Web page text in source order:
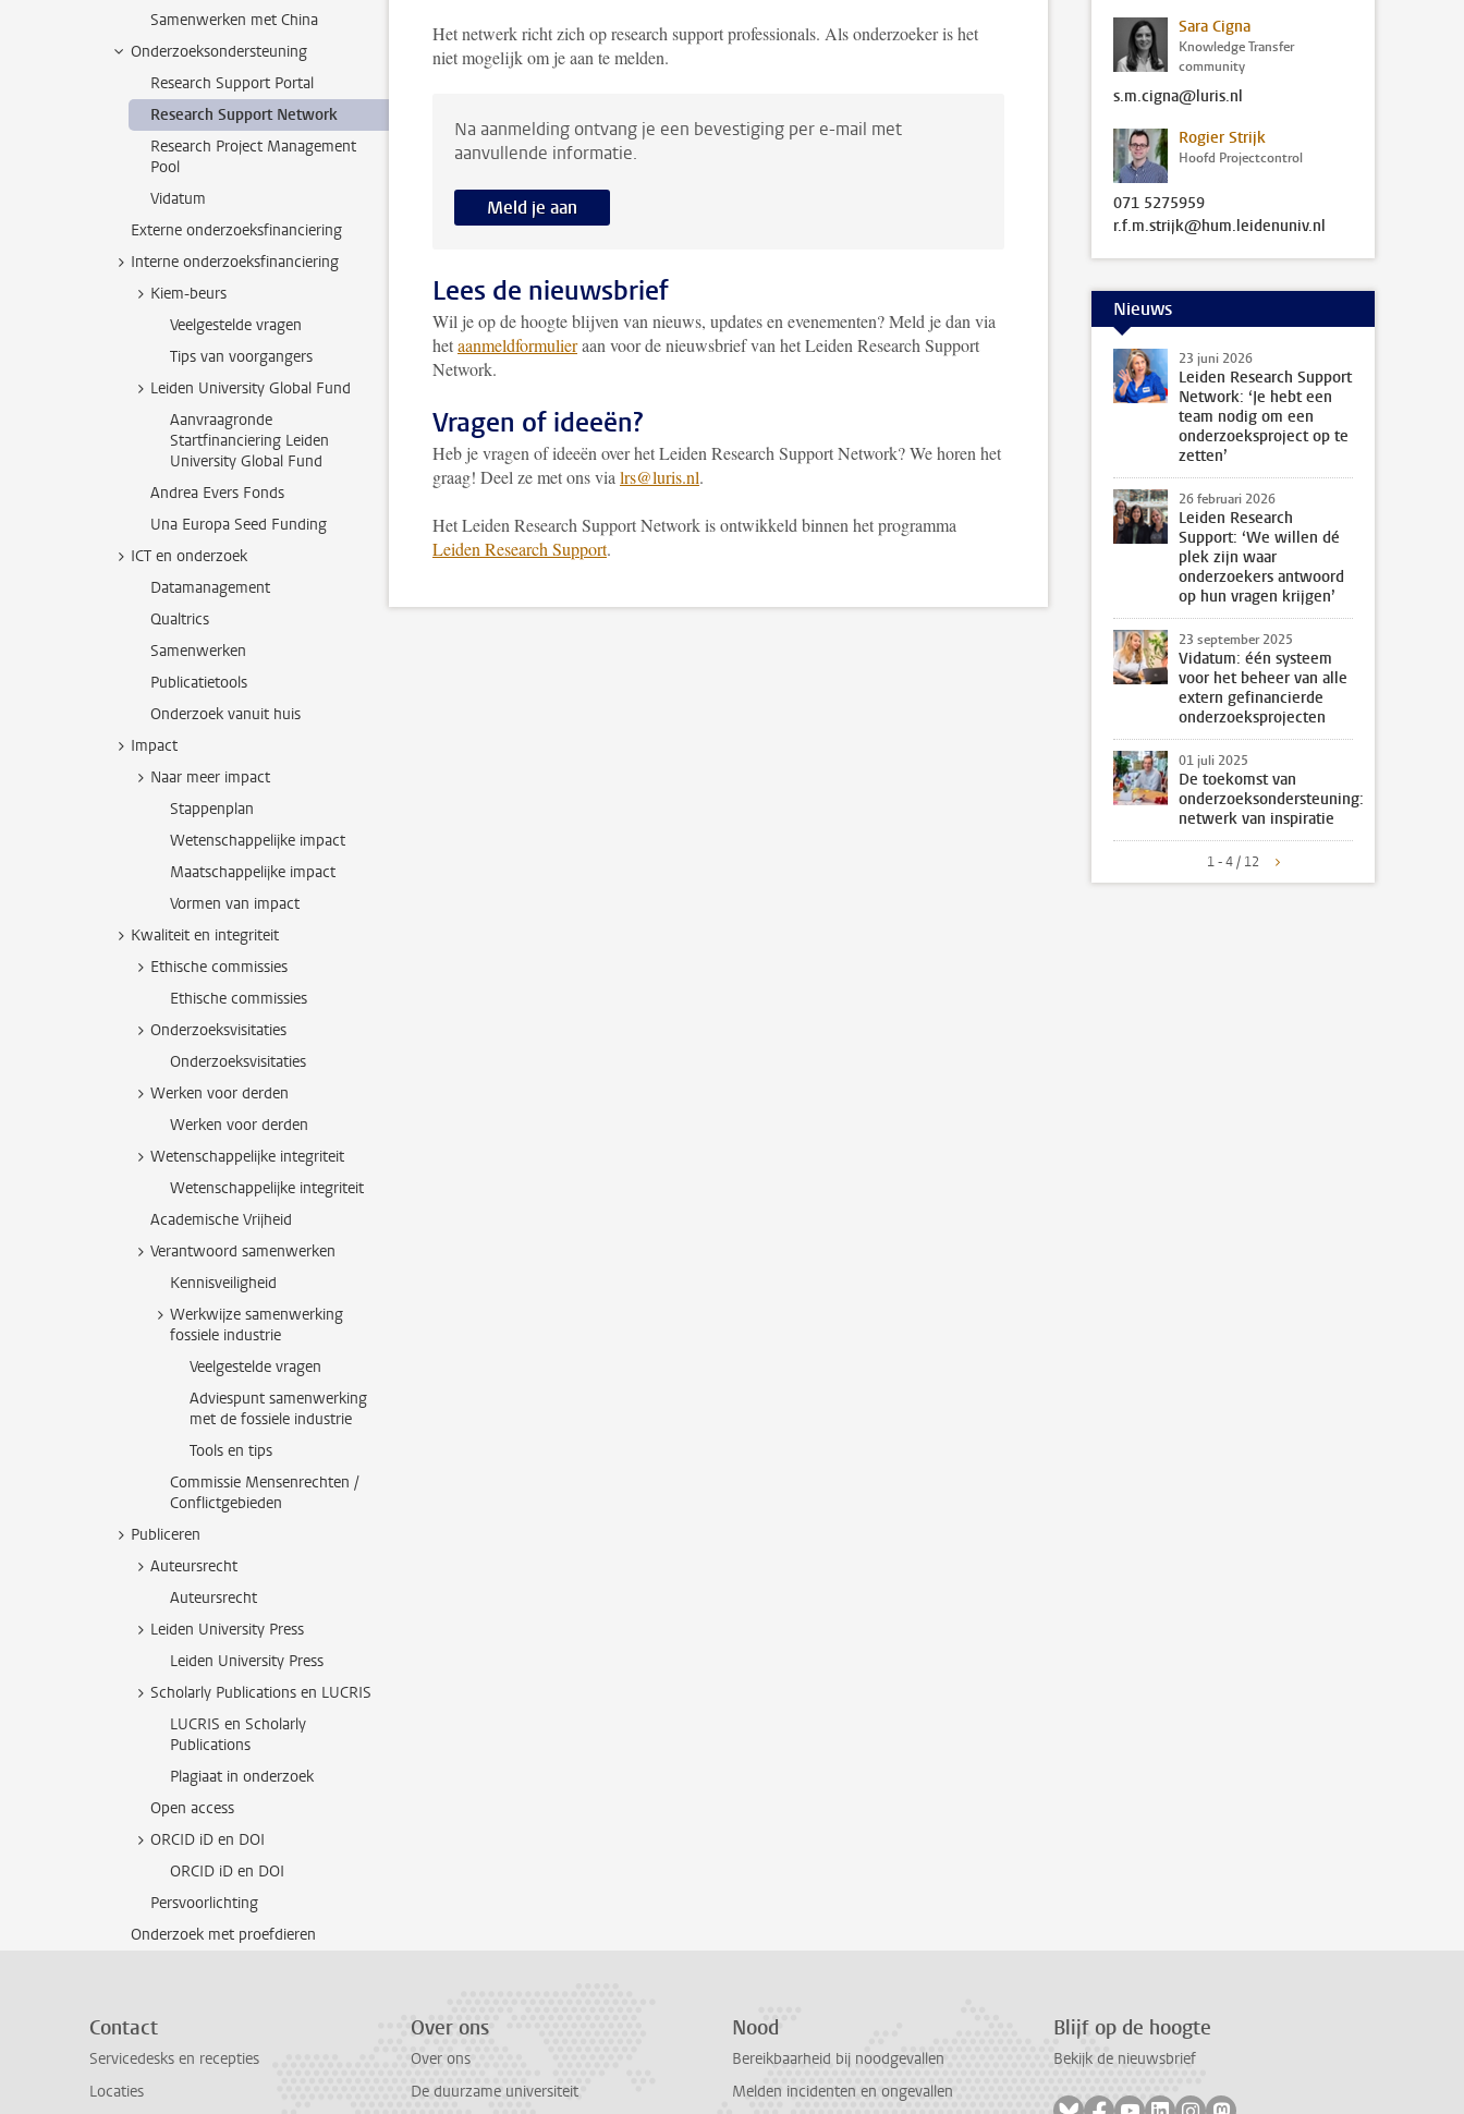
Samenwerken met China
Onderzoeksondersteuning
Research Support Portal
Research Support Network
Research Project Management
Pool
Vidatum
Externe onderzoeksfinanciering
Interne onderzoeksfinanciering
Kiem-beurs
Veelgestelde vragen
Tips van voorgangers
Leiden University Global Fund
Aanvraagronde
Startfinanciering Leiden
University Global Fund
Andrea Evers Fonds
Una Europa Seed Funding
ICT en onderzoek
Datamanagement
Qualtrics
Samenwerken
Publicatietools
Onderzoek vanuit huis
Impact
Naar meer impact
Stappenplan
Wetenschappelijke impact
Maatschappelijke impact
Vormen van impact
Kwaliteit en integriteit
Ethische commissies
Ethische commissies
Onderzoeksvisitaties
Onderzoeksvisitaties
Werken voor derden
Werken voor derden
Wetenschappelijke integriteit
Wetenschappelijke integriteit
Academische Vrijheid
Verantwoord samenwerken
Kennisveiligheid
Werkwijze samenwerking
fossiele industrie
Veelgestelde vragen
Adviespunt samenwerking
met de fossiele industrie
Tools en tips
Commissie Mensenrechten /
Conflictgebieden
Publiceren
Auteursrecht
Auteursrecht
Leiden University Press
Leiden University Press
Scholarly Publications en LUCRIS
LUCRIS en Scholarly
Publications
Plagiaat in onderzoek
Open access
ORCID iD en DOI
ORCID iD en DOI
Persvoorlichting
Onderzoek met proefdieren
Het netwerk richt zich op research support professionals. Als onderzoeker is het
niet mogelijk om je aan te melden.
Na aanmelding ontvang je een bevestiging per e-mail met
aanvullende informatie.
Meld je aan
Lees de nieuwsbrief
Wil je op de hoogte blijven van nieuws, updates en evenementen? Meld je dan via
hetaanmeldformulieraan voor de nieuwsbrief van het Leiden Research Support
Network.
Vragen of ideeën?
Heb je vragen of ideeën over het Leiden Research Support Network? We horen het
graag! Deel ze met ons via lrs@luris.nl.
Het Leiden Research Support Network is ontwikkeld binnen het programma
Leiden Research Support.
Sara Cigna
Knowledge Transfer
community
s.m.cigna@luris.nl
Rogier Strijk
Hoofd Projectcontrol
071 5275959
r.f.m.strijk@hum.leidenuniv.nl
Nieuws
23 juni 2026
Leiden Research Support
Network: ‘Je hebt een
team nodig om een
onderzoeksproject op te
zetten’
26 februari 2026
Leiden Research
Support: ‘We willen dé
plek zijn waar
onderzoekers antwoord
op hun vragen krijgen’
23 september 2025
Vidatum: één systeem
voor het beheer van alle
extern gefinancierde
onderzoeksprojecten
01 juli 2025
De toekomst van
onderzoeksondersteuning:
netwerk van inspiratie
1 - 4 / 12
Contact
Servicedesks en recepties
Locaties
Over ons
Over ons
De duurzame universiteit
Nood
Bereikbaarheid bij noodgevallen
Melden incidenten en ongevallen
Blijf op de hoogte
Bekijk de nieuwsbrief
Volg ons op bluesky
Volg ons op facebook
Volg ons op youtube
Volg ons op linkedin
Volg ons op instagram
Volg ons op mastodon